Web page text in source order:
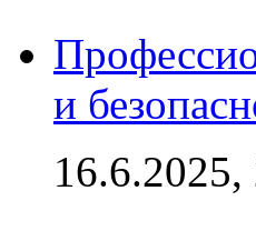
и
16.6.2025,